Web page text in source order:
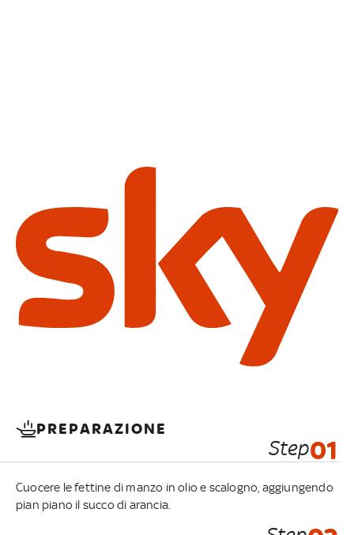
PREPARAZIONE
Step01
Cuocere le fettine di manzo in olio e scalogno, aggiungendo
pian piano il succo di arancia.